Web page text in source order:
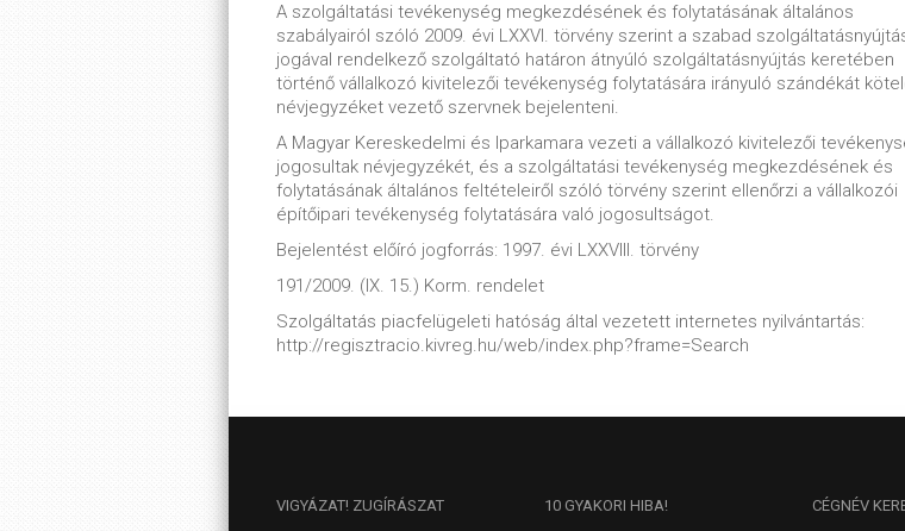
A szolgáltatási tevékenység megkezdésének és folytatásának általános
szabályairól szóló 2009. évi LXXVI. törvény szerint a szabad
jogával rendelkező szolgáltató határon átnyúló szolgáltatásnyújtás keretében
történő vállalkozó kivitelezői tevékenység folytatására irányuló szándékát
névjegyzéket vezető szervnek bejelenteni.
A Magyar Kereskedelmi és Iparkamara vezeti a vállalkozó kivitelezői
jogosultak névjegyzékét, és a szolgáltatási tevékenység megkezdésének és
folytatásának általános feltételeiről szóló törvény szerint ellenőrzi a vállalkozói
építőipari tevékenység folytatására való jogosultságot.
Bejelentést előíró jogforrás: 1997. évi LXXVIII. törvény
191/2009. (IX. 15.) Korm. rendelet
Szolgáltatás piacfelügeleti hatóság által vezetett internetes nyilvántartás:
http://regisztracio.kivreg.hu/web/index.php?frame=Search
VIGYÁZAT! ZUGÍRÁSZAT 10 GYAKORI HIBA! CÉGNÉV